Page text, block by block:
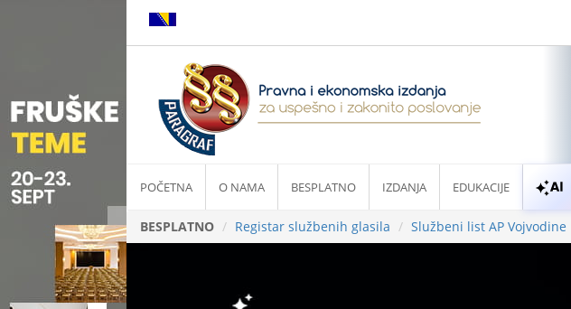
POČETNA O NAMA BESPLATNO IZDANJA EDUKACIJE
BESPLATNO Registar službenih glasila Službeni list AP Vojvodine